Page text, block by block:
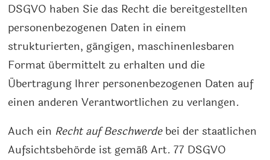
DSGVO haben Sie das Recht die bereitgestellten
personenbezogenen Daten in einem
strukturierten, gängigen, maschinenlesbaren
Format übermittelt zu erhalten und die
Übertragung Ihrer personenbezogenen Daten auf
einen anderen Verantwortlichen zu verlangen.
Auch ein Recht auf Beschwerdebei der staatlichen
Aufsichtsbehörde ist gemäß Art. 77 DSGVO